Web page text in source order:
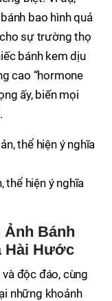
bao hình quả
sự trường thọ
bánh kem dịu
cao “hormone
ấy, biến mọi
thể hiện ý nghĩa
Ảnh Bánh
Hài Hước
và độc đáo, cùng
những khoảnh